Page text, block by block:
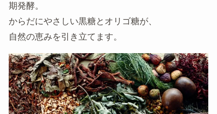
期発酵。
からだにやさしい黒糖とオリゴ糖が、
自然の恵みを引き立てます。